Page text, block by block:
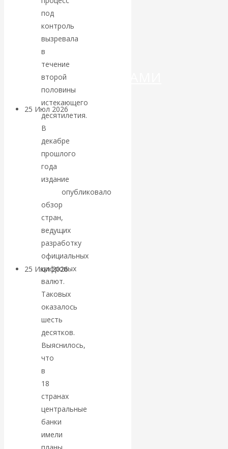
ДЕНЕГ»: КИТАЙ
ВЕДЁТ БОРЬБУ
КРИПТОВАЛЮТАМИ
25 Июл 2026 Геополитика
Валентин
КАтасонов.
Может ли
Америка
покинуть НАТО?
25 Июл 2026Комментарии,
интервью и беседы
«Об этом
молчат»:
экономист
Валентин
Катасонов
считает, что
под
контроль
вызревала
в
течение
второй
половины
истекающего
десятилетия.
В
декабре
прошлого
года
издание
опубликовало
обзор
стран,
ведущих
разработку
официальных
цифровых
валют.
Таковых
оказалось
шесть
десятков.
Выяснилось,
что
в
18
странах
центральные
банки
имели